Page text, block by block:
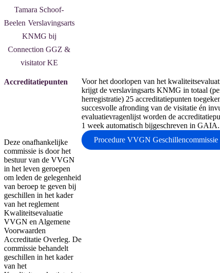
Tamara Schoof-
Beelen Verslavingsarts
KNMG bij
Connection GGZ &
visitator KE
Accreditatiepunten
Voor het doorlopen van het
krijgt de verslavingsarts KNMG in totaal
herregistratie) 25 accreditatiepunten
succesvolle afronding van de visitatie én
evaluatievragenlijst worden de
1 week automatisch bijgeschreven in GAIA.
Deze onafhankelijke
commissie is door het
bestuur van de VVGN
in het leven geroepen
om leden de gelegenheid
van beroep te geven bij
geschillen in het kader
van het reglement
Kwaliteitsevaluatie
VVGN en Algemene
Voorwaarden
Accreditatie Overleg. De
commissie behandelt
geschillen in het kader
van het
Procedure VVGN Geschillencommissie